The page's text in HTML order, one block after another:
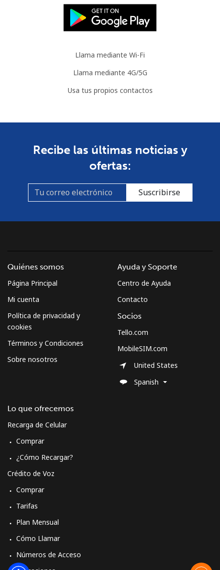
Llama mediante Wi-Fi
Llama mediante 4G/5G
Usa tus propios contactos
Recibe las últimas noticias y
ofertas:
Suscribirse
Quiénes somos
Página Principal
Mi cuenta
Política de privacidad y
cookies
Términos y Condiciones
Sobre nosotros
Lo que ofrecemos
Recarga de Celular
Comprar
¿Cómo Recargar?
Crédito de Voz
Comprar
Tarifas
Plan Mensual
Cómo Llamar
Números de Acceso
Ayuda y Soporte
Centro de Ayuda
Contacto
Socios
Tello.com
MobileSIM.com
United States
Spanish